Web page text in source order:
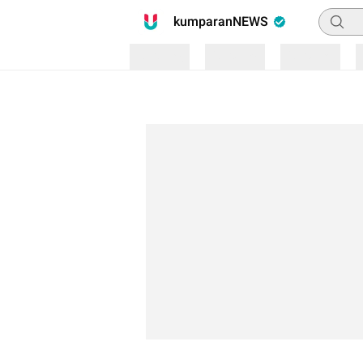
kumparanNEWS